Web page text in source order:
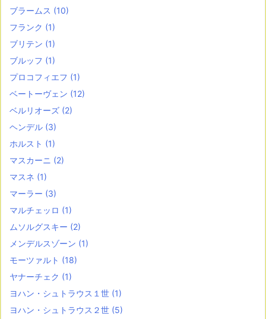
ブラームス (10)
フランク (1)
ブリテン (1)
ブルッフ (1)
プロコフィエフ (1)
ベートーヴェン (12)
ベルリオーズ (2)
ヘンデル (3)
ホルスト (1)
マスカーニ (2)
マスネ (1)
マーラー (3)
マルチェッロ (1)
ムソルグスキー (2)
メンデルスゾーン (1)
モーツァルト (18)
ヤナーチェク (1)
ヨハン・シュトラウス１世 (1)
ヨハン・シュトラウス２世 (5)